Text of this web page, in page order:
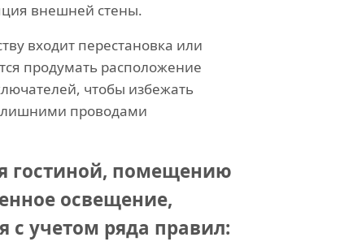
внешней стены.
входит перестановка или
продумать расположение
чтобы избежать
проводами
гостиной, помещению
освещение,
с учетом ряда правил: